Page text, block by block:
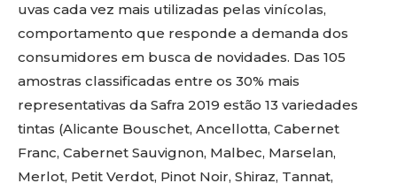
uvas cada vez mais utilizadas pelas vinícolas,
comportamento que responde a demanda dos
consumidores em busca de novidades. Das 105
amostras classificadas entre os 30% mais
representativas da Safra 2019 estão 13 variedades
tintas (Alicante Bouschet, Ancellotta, Cabernet
Franc, Cabernet Sauvignon, Malbec, Marselan,
Merlot, Petit Verdot, Pinot Noir, Shiraz, Tannat,